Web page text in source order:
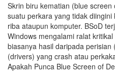
Skrin biru kematian (blue
suatu perkara yang tidak
riba ataupun komputer. BSoD
Windows mengalami ralat
biasanya hasil daripada
(drivers) yang crash atau
Apakah Punca Blue Screen of